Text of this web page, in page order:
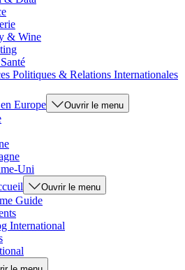
& Wine
Politiques & Relations Internationales
Europe
Ouvrir le menu
Uni
Ouvrir le menu
Guide
International